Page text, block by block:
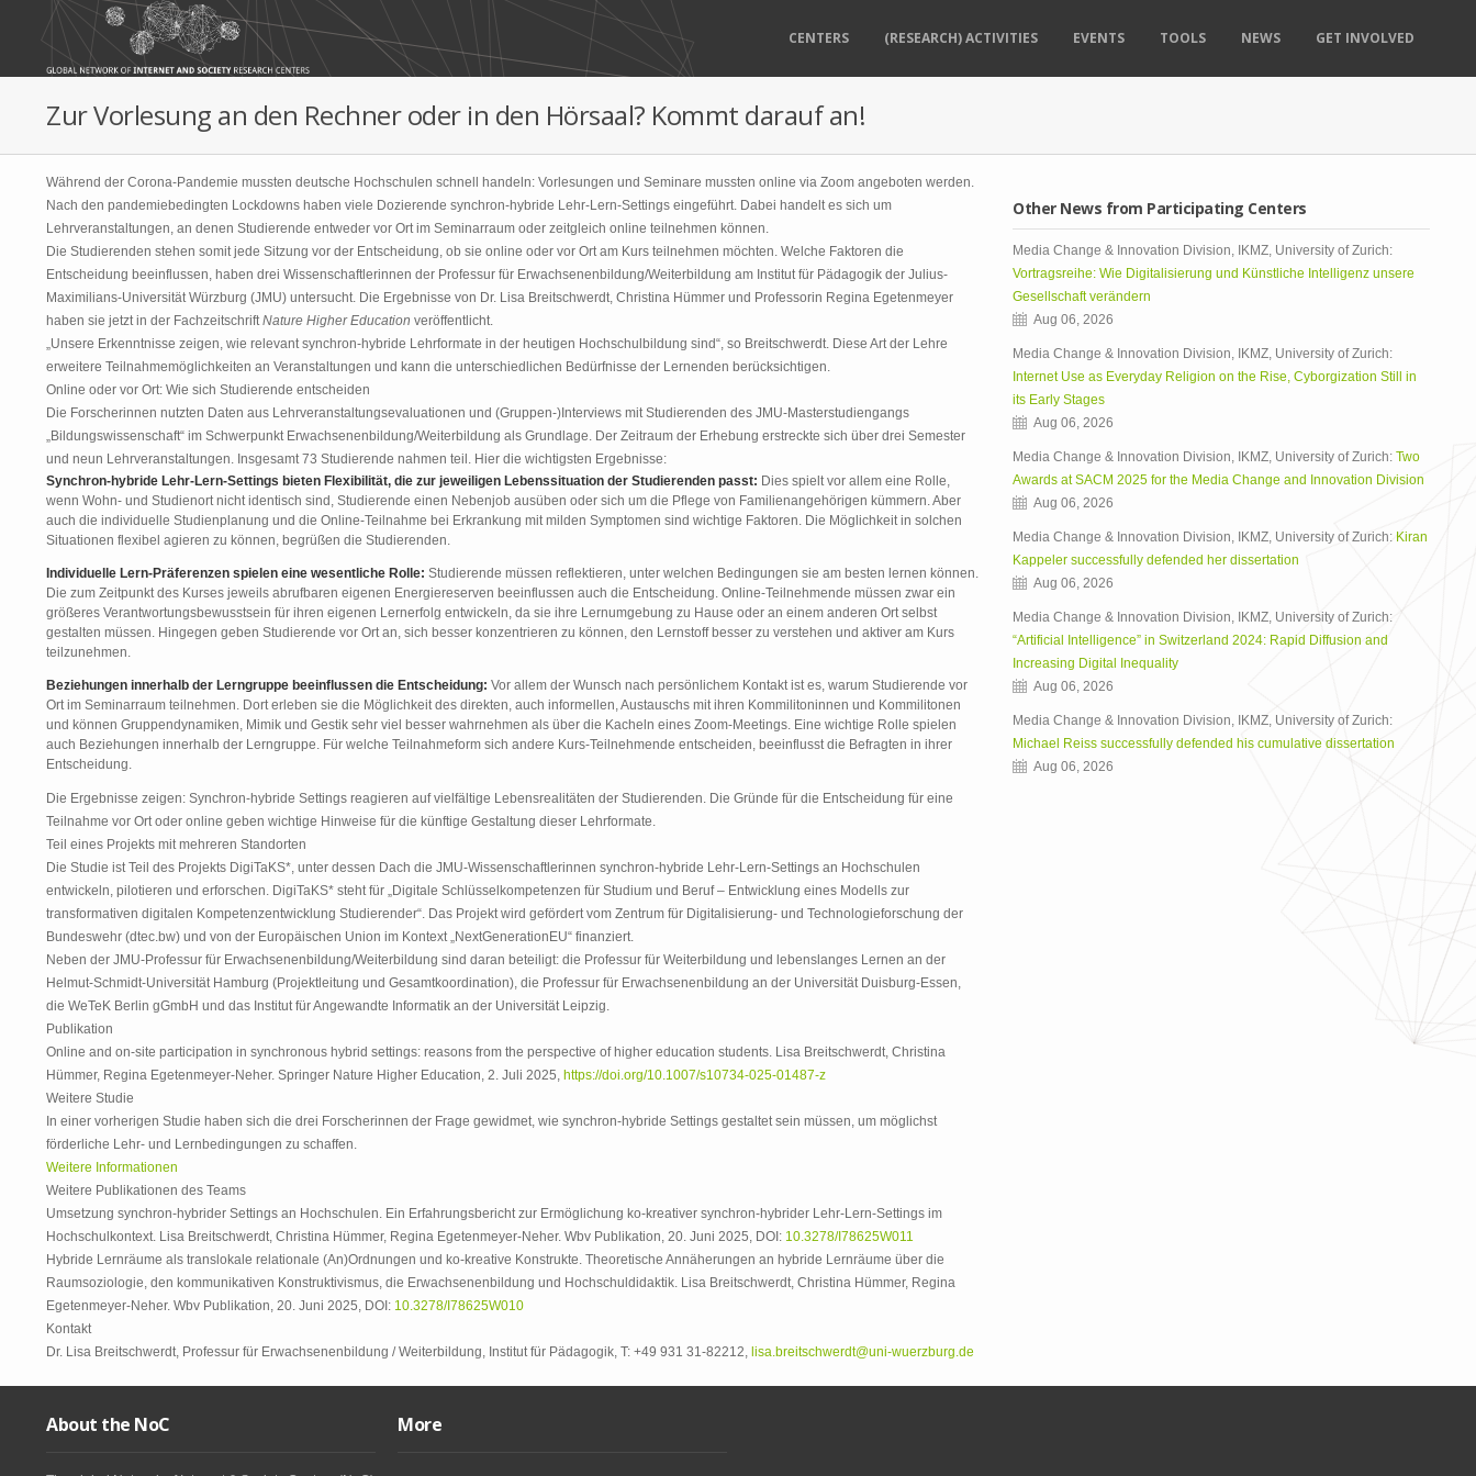
Skip to main content
CENTERS (RESEARCH) ACTIVITIES EVENTS TOOLS NEWS GET INVOLVED
Zur Vorlesung an den Rechner oder in den Hörsaal? Kommt darauf an!
Während der Corona-Pandemie mussten deutsche Hochschulen schnell handeln: Vorlesungen und Seminare mussten online via Zoom angeboten werden.
Nach den pandemiebedingten Lockdowns haben viele Dozierende synchron-hybride Lehr-Lern-Settings eingeführt. Dabei handelt es sich um
Lehrveranstaltungen, an denen Studierende entweder vor Ort im Seminarraum oder zeitgleich online teilnehmen können.
Die Studierenden stehen somit jede Sitzung vor der Entscheidung, ob sie online oder vor Ort am Kurs teilnehmen möchten. Welche Faktoren die
Entscheidung beeinflussen, haben drei Wissenschaftlerinnen der Professur für Erwachsenenbildung/Weiterbildung am Institut für Pädagogik der Julius-
Maximilians-Universität Würzburg (JMU) untersucht. Die Ergebnisse von Dr. Lisa Breitschwerdt, Christina Hümmer und Professorin Regina Egetenmeyer
haben sie jetzt in der FachzeitschriftNature Higher Education veröffentlicht.
„Unsere Erkenntnisse zeigen, wie relevant synchron-hybride Lehrformate in der heutigen Hochschulbildung sind“, so Breitschwerdt. Diese Art der Lehre
erweitere Teilnahmemöglichkeiten an Veranstaltungen und kann die unterschiedlichen Bedürfnisse der Lernenden berücksichtigen.
Online oder vor Ort: Wie sich Studierende entscheiden
Die Forscherinnen nutzten Daten aus Lehrveranstaltungsevaluationen und (Gruppen-)Interviews mit Studierenden des JMU-Masterstudiengangs
„Bildungswissenschaft“ im Schwerpunkt Erwachsenenbildung/Weiterbildung als Grundlage. Der Zeitraum der Erhebung erstreckte sich über drei Semester
und neun Lehrveranstaltungen. Insgesamt 73 Studierende nahmen teil. Hier die wichtigsten Ergebnisse:
Synchron-hybride Lehr-Lern-Settings bieten Flexibilität, die zur jeweiligen Lebenssituation der Studierenden passt: Dies spielt vor allem eine Rolle,
wenn Wohn- und Studienort nicht identisch sind, Studierende einen Nebenjob ausüben oder sich um die Pflege von Familienangehörigen kümmern. Aber
auch die individuelle Studienplanung und die Online-Teilnahme bei Erkrankung mit milden Symptomen sind wichtige Faktoren. Die Möglichkeit in solchen
Situationen flexibel agieren zu können, begrüßen die Studierenden.
Individuelle Lern-Präferenzen spielen eine wesentliche Rolle: Studierende müssen reflektieren, unter welchen Bedingungen sie am besten lernen können.
Die zum Zeitpunkt des Kurses jeweils abrufbaren eigenen Energiereserven beeinflussen auch die Entscheidung. Online-Teilnehmende müssen zwar ein
größeres Verantwortungsbewusstsein für ihren eigenen Lernerfolg entwickeln, da sie ihre Lernumgebung zu Hause oder an einem anderen Ort selbst
gestalten müssen. Hingegen geben Studierende vor Ort an, sich besser konzentrieren zu können, den Lernstoff besser zu verstehen und aktiver am Kurs
teilzunehmen.
Beziehungen innerhalb der Lerngruppe beeinflussen die Entscheidung: Vor allem der Wunsch nach persönlichem Kontakt ist es, warum Studierende vor
Ort im Seminarraum teilnehmen. Dort erleben sie die Möglichkeit des direkten, auch informellen, Austauschs mit ihren Kommilitoninnen und Kommilitonen
und können Gruppendynamiken, Mimik und Gestik sehr viel besser wahrnehmen als über die Kacheln eines Zoom-Meetings. Eine wichtige Rolle spielen
auch Beziehungen innerhalb der Lerngruppe. Für welche Teilnahmeform sich andere Kurs-Teilnehmende entscheiden, beeinflusst die Befragten in ihrer
Entscheidung.
Die Ergebnisse zeigen: Synchron-hybride Settings reagieren auf vielfältige Lebensrealitäten der Studierenden. Die Gründe für die Entscheidung für eine
Teilnahme vor Ort oder online geben wichtige Hinweise für die künftige Gestaltung dieser Lehrformate.
Teil eines Projekts mit mehreren Standorten
Die Studie ist Teil des Projekts DigiTaKS*, unter dessen Dach die JMU-Wissenschaftlerinnen synchron-hybride Lehr-Lern-Settings an Hochschulen
entwickeln, pilotieren und erforschen. DigiTaKS* steht für „Digitale Schlüsselkompetenzen für Studium und Beruf – Entwicklung eines Modells zur
transformativen digitalen Kompetenzentwicklung Studierender“. Das Projekt wird gefördert vom Zentrum für Digitalisierung- und Technologieforschung der
Bundeswehr (dtec.bw) und von der Europäischen Union im Kontext „NextGenerationEU“ finanziert.
Neben der JMU-Professur für Erwachsenenbildung/Weiterbildung sind daran beteiligt: die Professur für Weiterbildung und lebenslanges Lernen an der
Helmut-Schmidt-Universität Hamburg (Projektleitung und Gesamtkoordination), die Professur für Erwachsenenbildung an der Universität Duisburg-Essen,
die WeTeK Berlin gGmbH und das Institut für Angewandte Informatik an der Universität Leipzig.
Publikation
Online and on-site participation in synchronous hybrid settings: reasons from the perspective of higher education students. Lisa Breitschwerdt, Christina
Hümmer, Regina Egetenmeyer-Neher. Springer Nature Higher Education, 2. Juli 2025, https://doi.org/10.1007/s10734-025-01487-z
Weitere Studie
In einer vorherigen Studie haben sich die drei Forscherinnen der Frage gewidmet, wie synchron-hybride Settings gestaltet sein müssen, um möglichst
förderliche Lehr- und Lernbedingungen zu schaffen.
Weitere Informationen
Weitere Publikationen des Teams
Umsetzung synchron-hybrider Settings an Hochschulen. Ein Erfahrungsbericht zur Ermöglichung ko-kreativer synchron-hybrider Lehr-Lern-Settings im
Hochschulkontext. Lisa Breitschwerdt, Christina Hümmer, Regina Egetenmeyer-Neher. Wbv Publikation, 20. Juni 2025, DOI: 10.3278/I78625W011
Hybride Lernräume als translokale relationale (An)Ordnungen und ko-kreative Konstrukte. Theoretische Annäherungen an hybride Lernräume über die
Raumsoziologie, den kommunikativen Konstruktivismus, die Erwachsenenbildung und Hochschuldidaktik. Lisa Breitschwerdt, Christina Hümmer, Regina
Egetenmeyer-Neher. Wbv Publikation, 20. Juni 2025, DOI: 10.3278/I78625W010
Kontakt
Dr. Lisa Breitschwerdt, Professur für Erwachsenenbildung / Weiterbildung, Institut für Pädagogik, T: +49 931 31-82212, lisa.breitschwerdt@uni-wuerzburg.de
Other News from Participating Centers
Media Change & Innovation Division, IKMZ, University of Zurich:
Vortragsreihe: Wie Digitalisierung und Künstliche Intelligenz unsere
Gesellschaft verändern
Aug 06, 2026
Media Change & Innovation Division, IKMZ, University of Zurich:
Internet Use as Everyday Religion on the Rise, Cyborgization Still in
its Early Stages
Aug 06, 2026
Media Change & Innovation Division, IKMZ, University of Zurich: Two
Awards at SACM 2025 for the Media Change and Innovation Division
Aug 06, 2026
Media Change & Innovation Division, IKMZ, University of Zurich: Kiran
Kappeler successfully defended her dissertation
Aug 06, 2026
Media Change & Innovation Division, IKMZ, University of Zurich:
“Artificial Intelligence” in Switzerland 2024: Rapid Diffusion and
Increasing Digital Inequality
Aug 06, 2026
Media Change & Innovation Division, IKMZ, University of Zurich:
Michael Reiss successfully defended his cumulative dissertation
Aug 06, 2026
About the NoC More